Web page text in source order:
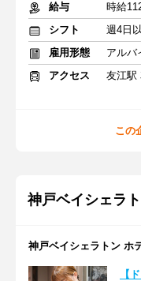
給与
時給
シフト
週4日
雇用形態
アルバ
アクセス
友江駅
この
神戸ベイシェラ
神戸ベイシェラトン ホ
【